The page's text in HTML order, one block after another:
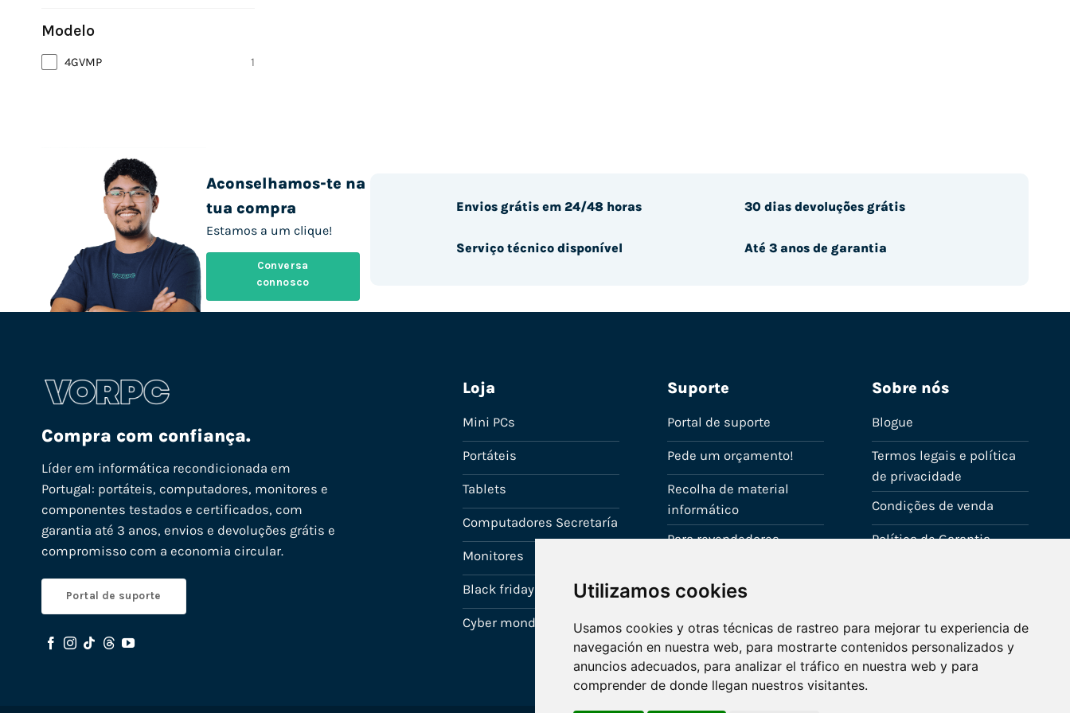
Utilizamos cookies
Usamos cookies y otras técnicas de rastreo para mejorar tu experiencia de
navegación en nuestra web, para mostrarte contenidos personalizados y
anuncios adecuados, para analizar el tráfico en nuestra web y para
comprender de donde llegan nuestros visitantes.
Modelo
4GVMP 1
Aconselhamos-te na
tua compra
Estamos a um clique!
Conversa
connosco
Envios grátis em 24/48 horas
Serviço técnico disponível
30 dias devoluções grátis
Até 3 anos de garantia
Compra com confiança.
Líder em informática recondicionada em
Portugal: portáteis, computadores, monitores e
componentes testados e certificados, com
garantia até 3 anos, envios e devoluções grátis e
compromisso com a economia circular.
Portal de suporte
Loja
Mini PCs
Portáteis
Tablets
Computadores Secretaría
Monitores
Black friday
Cyber monday
Suporte
Portal de suporte
Pede um orçamento!
Recolha de material
informático
Para revendedores
Sobre nós
Blogue
Termos legais e política
de privacidade
Condições de venda
Política de Garantia
Fale connosco